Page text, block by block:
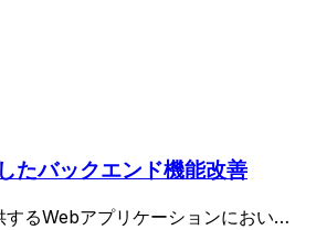
たバックエンド機能改善
るWebアプリケーションにおい